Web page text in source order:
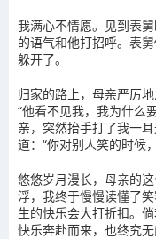
我满心不情愿。见到表
的语气和他打招呼。表
躲开了。
归家的路上，母亲严厉
“他看不见我，我为什么
亲，突然抬手打了我一
道：“你对别人笑的时候
悠悠岁月漫长，母亲的
浮，我终于慢慢读懂了
生的快乐会大打折扣。
快乐奔赴而来，也终究无